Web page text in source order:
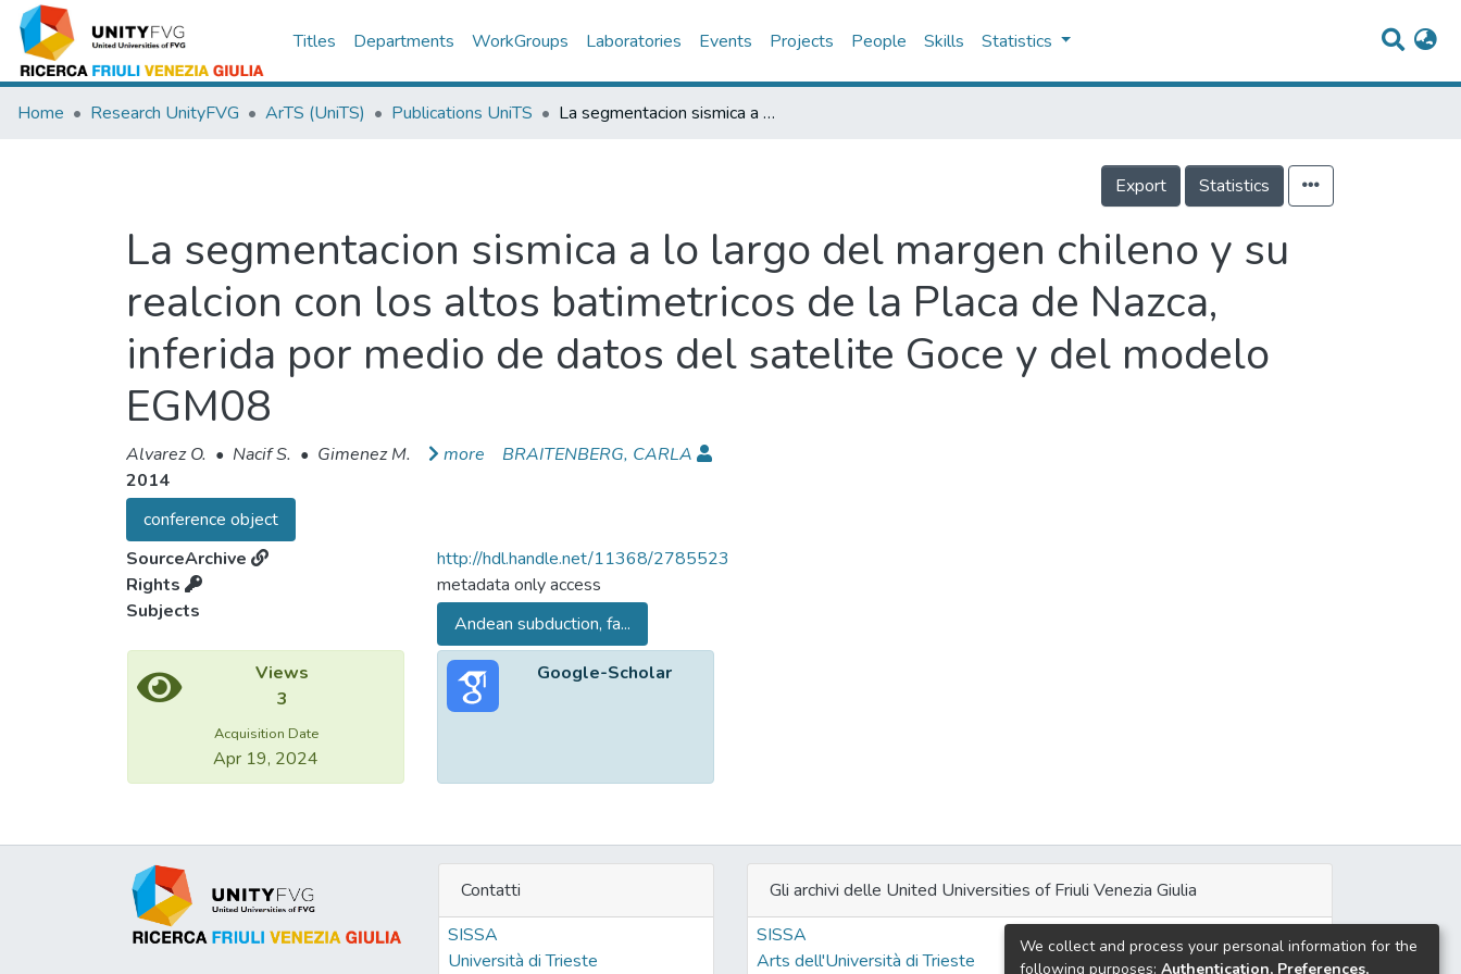
Titles Departments WorkGroups Laboratories Events Projects People Skills Statistics
Home Research UnityFVG ArTS (UniTS) Publications UniTS La segmentacion sismica a lo largo del margen chileno y su realcion con los altos batimetricos de la Placa de Nazca, inferida por medio de datos del satelite Goce y del modelo EGM08
Export Statistics
La segmentacion sismica a lo largo del margen chileno y su
realcion con los altos batimetricos de la Placa de Nazca,
inferida por medio de datos del satelite Goce y del modelo
EGM08
Alvarez O. • Nacif S. • Gimenez M. more
BRAITENBERG, CARLA
2014
conference object
SourceArchive
http://hdl.handle.net/11368/2785523
Rights
metadata only access
Subjects
Andean subduction, fa...
Views
3
Acquisition Date
Apr 19, 2024
Google-Scholar
Contatti
SISSA
Università di Trieste
Gli archivi delle United Universities of Friuli Venezia Giulia
SISSA
Arts dell'Università di Trieste
We collect and process your personal information for the
following purposes: Authentication, Preferences,